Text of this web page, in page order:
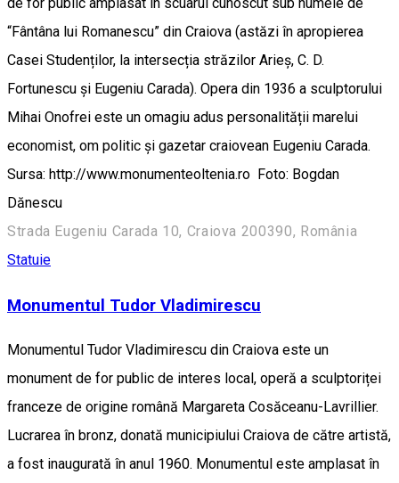
“Fântâna lui Romanescu” din Craiova (astăzi în apropierea
Casei Studenților, la intersecția străzilor Arieș, C. D.
Fortunescu și Eugeniu Carada). Opera din 1936 a sculptorului
Mihai Onofrei este un omagiu adus personalității marelui
economist, om politic și gazetar craiovean Eugeniu Carada.
Sursa: http://www.monumenteoltenia.ro Foto: Bogdan
Dănescu
Strada Eugeniu Carada 10, Craiova 200390, România
Statuie
Monumentul Tudor Vladimirescu
Monumentul Tudor Vladimirescu din Craiova este un
monument de for public de interes local, operă a sculptoriței
franceze de origine română Margareta Cosăceanu-Lavrillier.
Lucrarea în bronz, donată municipiului Craiova de către artistă,
a fost inaugurată în anul 1960. Monumentul este amplasat în